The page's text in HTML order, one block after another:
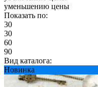
уменьшению цены
Показать по:
30
30
60
90
Вид каталога:
Новинка